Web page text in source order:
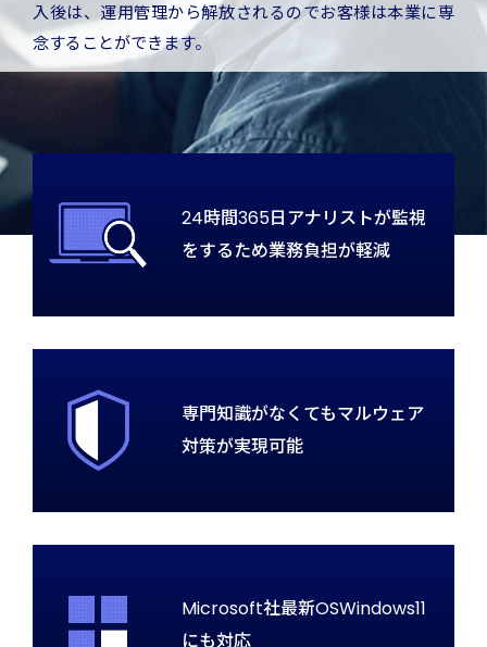
入後は、運用管理から解放されるのでお客様は本業に専
念することができます。
24時間365日アナリストが監視
をするため業務負担が軽減
専門知識がなくてもマルウェア
対策が実現可能
Microsoft社最新OSWindows11
にも対応